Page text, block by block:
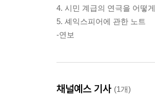
4. 시민 계급의 연극을 어떻
5. 셰익스피어에 관한 노트
-연보
채널예스 기사 (1개)